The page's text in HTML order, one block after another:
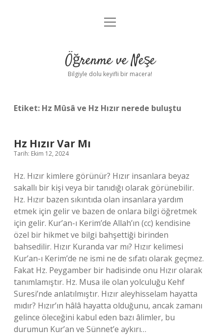
Anasayfa
Yasal Uyarı
menüyü
Öğrenme ve Neşe
Bilgiyle dolu keyifli bir macera!
Etiket: Hz Mûsâ ve Hz Hızır nerede buluştu
Hz Hızır Var Mı
Tarih: Ekim 12, 2024
Hz. Hızır kimlere görünür? Hızır insanlara beyaz
sakallı bir kişi veya bir tanıdığı olarak görünebilir.
Hz. Hızır bazen sıkıntıda olan insanlara yardım
etmek için gelir ve bazen de onlara bilgi öğretmek
için gelir. Kur’an-ı Kerim’de Allah’ın (cc) kendisine
özel bir hikmet ve bilgi bahşettiği birinden
bahsedilir. Hızır Kuranda var mı? Hızır kelimesi
Kur’an-ı Kerim’de ne ismi ne de sıfatı olarak geçmez.
Fakat Hz. Peygamber bir hadisinde onu Hızır olarak
tanımlamıştır. Hz. Musa ile olan yolculuğu Kehf
Suresi’nde anlatılmıştır. Hızır aleyhisselam hayatta
mıdır? Hızır’ın hâlâ hayatta olduğunu, ancak zamanı
gelince öleceğini kabul eden bazı âlimler, bu
durumun Kur’an ve Sünnet’e aykırı…